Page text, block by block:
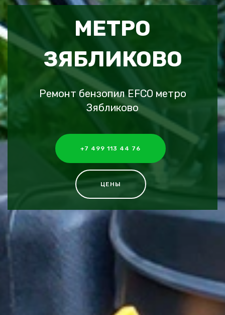
МЕТРО
ЗЯБЛИКОВО
Ремонт бензопил EFCO метро
Зябликово
+7 499 113 44 76
ЦЕНЫ